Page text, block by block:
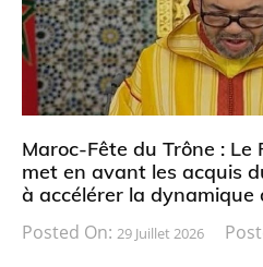
Maroc-Fête du Trône : Le
met en avant les acquis
à accélérer la dynamique
Posted On: 29 Juillet 2026